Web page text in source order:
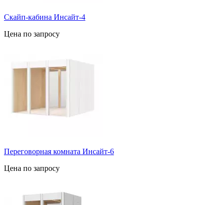
Скайп-кабина Инсайт-4
Цена по запросу
Переговорная комната Инсайт-6
Цена по запросу